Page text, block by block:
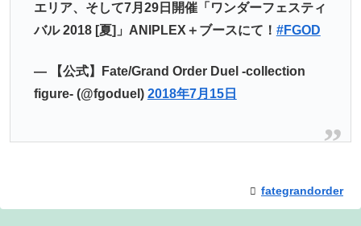
エリア、そして7月29日開催「ワンダーフェスティ
バル 2018 [夏]」ANIPLEX＋ブースにて！ #FGOD
— 【公式】Fate/Grand Order Duel -collection
figure- (@fgoduel) 2018年7月15日
fategrandorder